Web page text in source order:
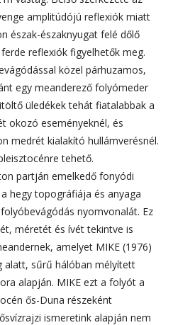
amplitúdójú reflexiók miatt
észak-északnyugat felé dőlő
reflexiók figyelhetők meg.
közel párhuzamos,
egy meanderező folyómeder
üledékek tehát fiatalabbak a
okozó eseményeknél, és
medrét kialakító hullámverésnél.
tehető.
partján emelkedő fonyódi
hegy topográfiája és anyaga
nyomvonalát. Ez
méretét és ívét tekintve is
amelyet MIKE (1976)
alatt, sűrű hálóban mélyített
alapján. MIKE ezt a folyót a
ős-Duna részeként
ismeretink alapján nem